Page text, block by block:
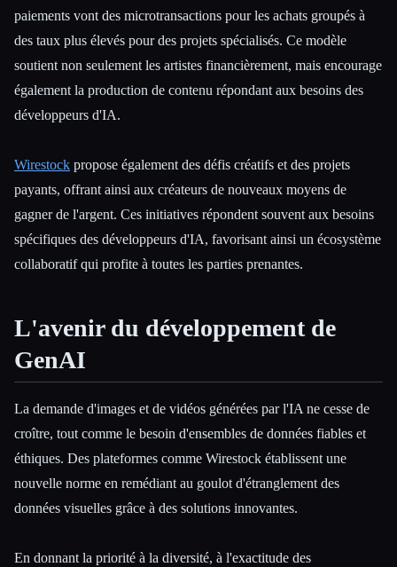
paiements vont des microtransactions pour les achats groupés à
des taux plus élevés pour des projets spécialisés. Ce modèle
soutient non seulement les artistes financièrement, mais encourage
également la production de contenu répondant aux besoins des
développeurs d'IA.
Wirestock propose également des défis créatifs et des projets
payants, offrant ainsi aux créateurs de nouveaux moyens de
gagner de l'argent. Ces initiatives répondent souvent aux besoins
spécifiques des développeurs d'IA, favorisant ainsi un écosystème
collaboratif qui profite à toutes les parties prenantes.
L'avenir du développement de
GenAI
La demande d'images et de vidéos générées par l'IA ne cesse de
croître, tout comme le besoin d'ensembles de données fiables et
éthiques. Des plateformes comme Wirestock établissent une
nouvelle norme en remédiant au goulot d'étranglement des
données visuelles grâce à des solutions innovantes.
En donnant la priorité à la diversité, à l'exactitude des